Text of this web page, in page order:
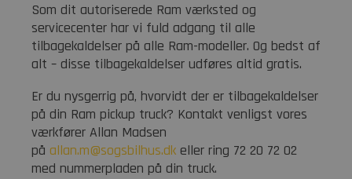
Som dit autoriserede Ram værksted og
servicecenter har vi fuld adgang til alle
tilbagekaldelser på alle Ram-modeller. Og bedst af
alt – disse tilbagekaldelser udføres altid gratis.
Er du nysgerrig på, hvorvidt der er tilbagekaldelser
på din Ram pickup truck? Kontakt venligst vores
værkfører Allan Madsen
på allan.m@sogsbilhus.dk eller ring 72 20 72 02
med nummerpladen på din truck.